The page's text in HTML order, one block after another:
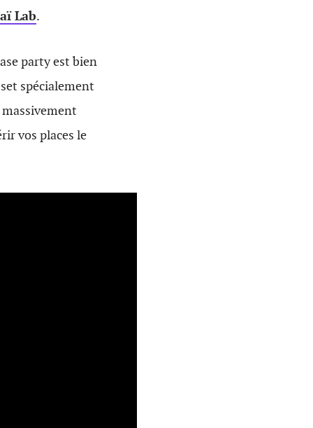
Lab.
party est bien
spécialement
vos places le